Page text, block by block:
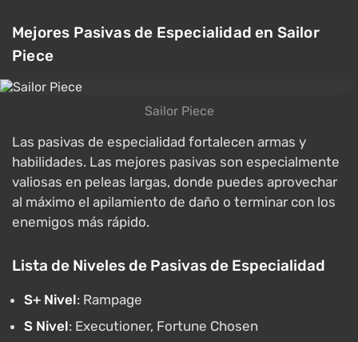
Mejores Pasivas de Especialidad en Sailor
Piece
Sailor Piece
Las pasivas de especialidad fortalecen armas y
habilidades. Las mejores pasivas son especialmente
valiosas en peleas largas, donde puedes aprovechar
al máximo el apilamiento de daño o terminar con los
enemigos más rápido.
Lista de Niveles de Pasivas de Especialidad
S+ Nivel: Rampage
S Nivel: Executioner, Fortune Chosen